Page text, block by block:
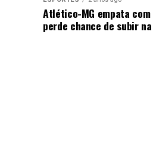
Atlético-MG empata com
perde chance de subir